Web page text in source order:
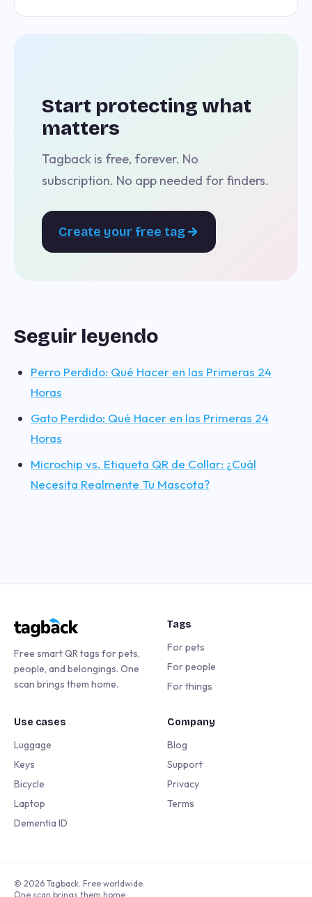
Start protecting what
matters
Tagback is free, forever. No
subscription. No app needed for finders.
Create your free tag
Seguir leyendo
Perro Perdido: Qué Hacer en las Primeras 24
Horas
Gato Perdido: Qué Hacer en las Primeras 24
Horas
Microchip vs. Etiqueta QR de Collar: ¿Cuál
Necesita Realmente Tu Mascota?
Free smart QR tags for pets,
people, and belongings. One
scan brings them home.
Tags
For pets
For people
For things
Use cases
Luggage
Keys
Bicycle
Laptop
Dementia ID
Company
Blog
Support
Privacy
Terms
© 2026 Tagback. Free worldwide.
One scan brings them home.